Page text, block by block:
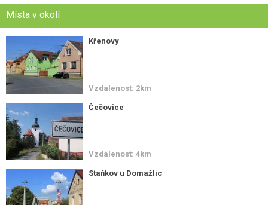
Místa v okolí
Křenovy
Vzdálenost: 2km
Čečovice
Vzdálenost: 4km
Staňkov u Domažlic